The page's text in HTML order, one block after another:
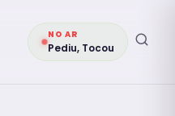
NO AR
Pediu, Tocou